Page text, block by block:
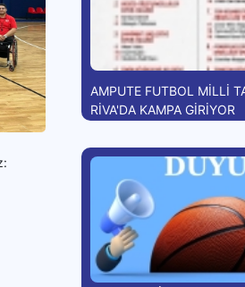
AMPUTE FUTBOL MİLLİ
RİVA'DA KAMPA GİRİYOR